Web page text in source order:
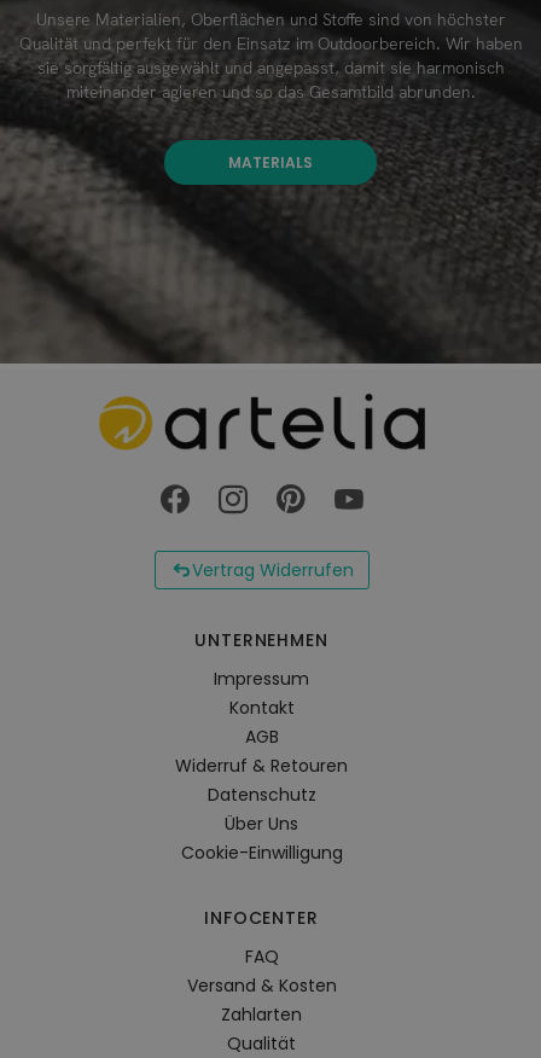
Unsere Materialien, Oberflächen und Stoffe sind von höchster
Qualität und perfekt für den Einsatz im Outdoorbereich. Wir haben
sie sorgfältig ausgewählt und angepasst, damit sie harmonisch
miteinander agieren und so das Gesamtbild abrunden.
MATERIALS
Vertrag Widerrufen
UNTERNEHMEN
Impressum
Kontakt
AGB
Widerruf & Retouren
Datenschutz
Über Uns
Cookie-Einwilligung
INFOCENTER
FAQ
Versand & Kosten
Zahlarten
Qualität